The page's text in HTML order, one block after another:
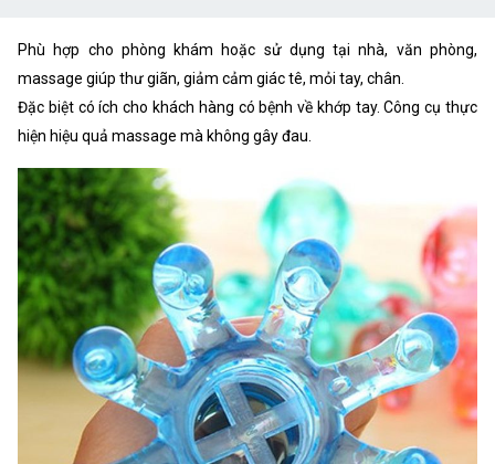
Phù hợp cho phòng khám hoặc sử dụng tại nhà, văn phòng,
massage giúp thư giãn, giảm cảm giác tê, mỏi tay, chân.
Đặc biệt có ích cho khách hàng có bệnh về khớp tay. Công cụ thực
hiện hiệu quả massage mà không gây đau.